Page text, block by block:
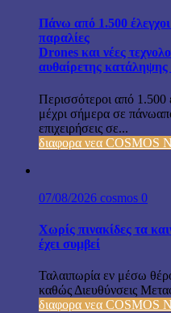
Πάνω από 1.500
παραλίες
Drones και νέες
αυθαίρετης κατάληψης
Περισσότεροι από 1.500
μέχρι σήμερα σε
επιχειρήσεις σε...
διαφορα νεα COSMOS
07/08/2026 cosmos 0
Χωρίς πινακίδες τα
έχει συμβεί
Ταλαιπωρία εν μέσω
καθώς Διευθύνσεις
διαφορα νεα COSMOS